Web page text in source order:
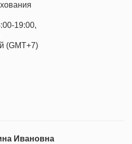
19:00,
(GMT+7)
Ивановна